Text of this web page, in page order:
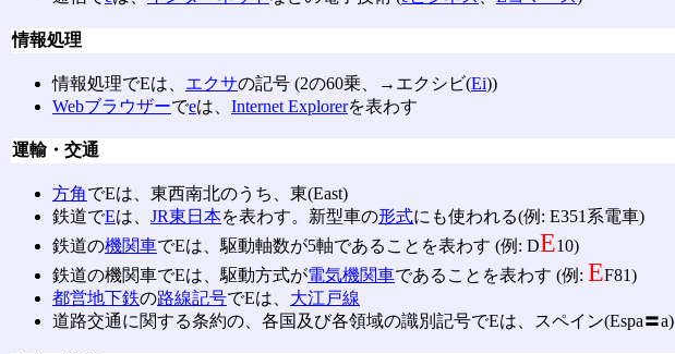
情報処理
情報処理でEは、 エクサの記号 (2の60乗、→エクシビ(Ei))
Webブラウザーでeは、 Internet Explorerを表わす
運輸・交通
方角でEは、東西南北のうち、東(East)
鉄道でEは、 JR東日本を表わす。新型車の形式にも使われる(例: E351系電車)
鉄道の機関車でEは、駆動軸数が5軸であることを表わす (例: DE10)
鉄道の機関車でEは、駆動方式が電気機関車であることを表わす (例: EF81)
都営地下鉄の路線記号でEは、 大江戸線
道路交通に関する条約の、各国及び各領域の識別記号でEは、スペイン(Espa〓a)